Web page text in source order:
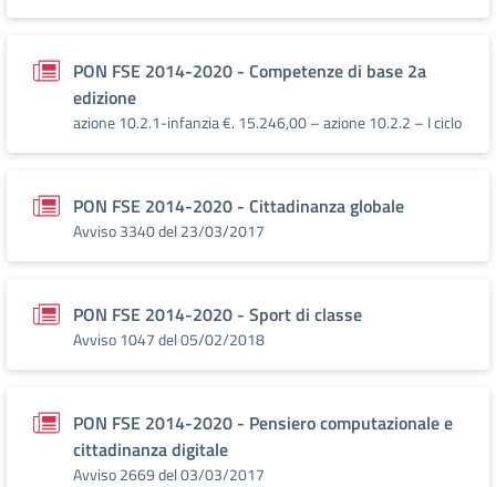
PON FSE 2014-2020 - Competenze di base 2a
edizione
azione 10.2.1-infanzia €. 15.246,00 – azione 10.2.2 – I ciclo
PON FSE 2014-2020 - Cittadinanza globale
Avviso 3340 del 23/03/2017
PON FSE 2014-2020 - Sport di classe
Avviso 1047 del 05/02/2018
PON FSE 2014-2020 - Pensiero computazionale e
cittadinanza digitale
Avviso 2669 del 03/03/2017